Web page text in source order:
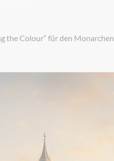
the Colour“ für den Monarchen